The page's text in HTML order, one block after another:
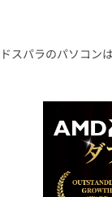
ドスパラのパソコン